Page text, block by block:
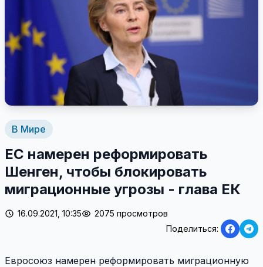
В Мире
ЕС намерен реформировать
Шенген, чтобы блокировать
миграционные угрозы - глава ЕК
16.09.2021, 10:35
2075 просмотров
Поделиться:
Евросоюз намерен реформировать миграционную